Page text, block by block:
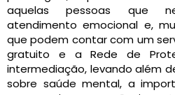
aquelas pessoas que
atendimento emocional e,
que podem contar com um
gratuito e a Rede de
intermediação, levando além
sobre saúde mental, a